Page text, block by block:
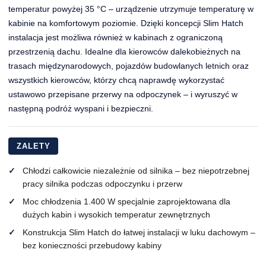
temperatur powyżej 35 °C – urządzenie utrzymuje temperaturę w
kabinie na komfortowym poziomie. Dzięki koncepcji Slim Hatch
instalacja jest możliwa również w kabinach z ograniczoną
przestrzenią dachu. Idealne dla kierowców dalekobieżnych na
trasach międzynarodowych, pojazdów budowlanych letnich oraz
wszystkich kierowców, którzy chcą naprawdę wykorzystać
ustawowo przepisane przerwy na odpoczynek – i wyruszyć w
następną podróż wyspani i bezpieczni.
ZALETY
Chłodzi całkowicie niezależnie od silnika – bez niepotrzebnej
pracy silnika podczas odpoczynku i przerw
Moc chłodzenia 1.400 W specjalnie zaprojektowana dla
dużych kabin i wysokich temperatur zewnętrznych
Konstrukcja Slim Hatch do łatwej instalacji w luku dachowym –
bez konieczności przebudowy kabiny